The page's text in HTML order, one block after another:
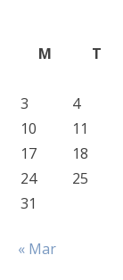
M
T
3
4
10
11
17
18
24
25
31
« Mar